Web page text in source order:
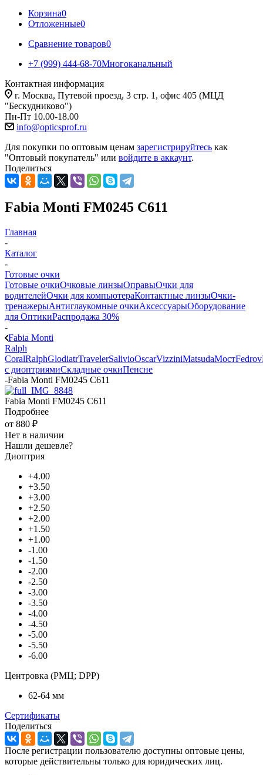
Корзина0
Отложенные0
Сравнение товаров0
+7 (999) 444-68-70Многоканальный
Контактная информация
г. Москва, Путевой проезд, 3 стр. 1, офис 405 (МЦД
"Бескудниково")
Пн-Пт 10.00-18.00
info@opticsprof.ru
Для покупки по оптовым ценам зарегистрируйтесь как
"Оптовый покупатель" или войдите в аккаунт.
Поделиться
Fabia Monti FM0245 C611
Главная
-
Каталог
-
Готовые очки
Готовые очкиОчковые линзыОправыОчки для
водителейОчки для компьютераКонтактные линзыОчки-
тренажерыАнтиглаукомные очкиАксессуарыОборудование
для ОптикиРаспродажа 30%
-
Fabia Monti
Ralph
CoralRalphGlodiatrTravelerSalivioOscarVizziniMatsudaМостFedrov
с диоптриямиСкладные очкиПенсне
-Fabia Monti FM0245 C611
Fabia Monti FM0245 C611
Подробнее
от 880 ₽
Нет в наличии
Нашли дешевле?
Диоптрия
+4.00
+3.50
+3.00
+2.50
+2.00
+1.50
+1.00
-1.00
-1.50
-2.00
-2.50
-3.00
-3.50
-4.00
-4.50
-5.00
-5.50
-6.00
Центровка (РМЦ; DPP)
62-64 мм
Сертификаты
Поделиться
После регистрации пользователю доступны оптовые цены,
которые действительны только для юридических лиц.